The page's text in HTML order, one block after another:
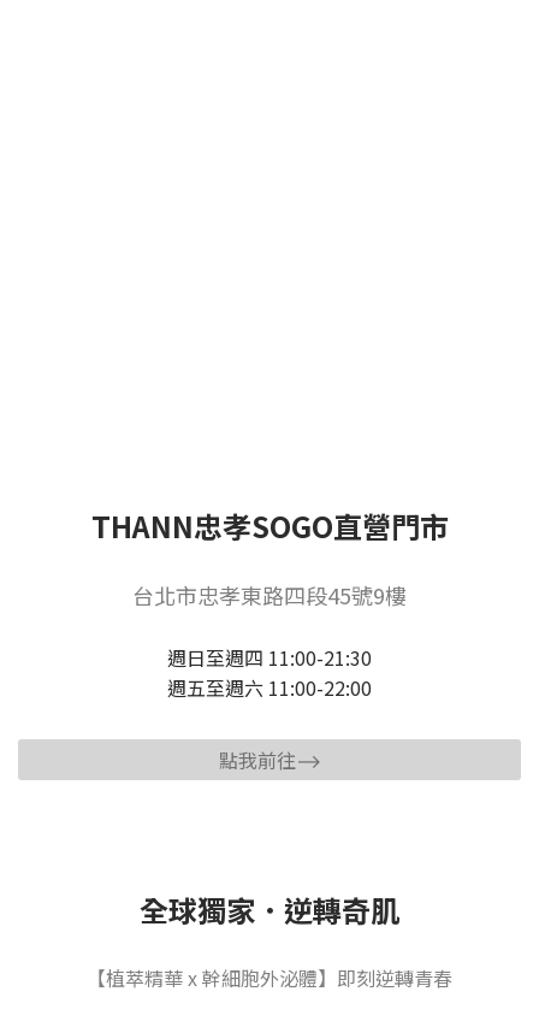
THANN忠孝SOGO直營門市
台北市忠孝東路四段45號9樓
週日至週四 11:00-21:30
週五至週六 11:00-22:00
點我前往⟶
全球獨家．逆轉奇肌
【植萃精華 x 幹細胞外泌體】即刻逆轉青春